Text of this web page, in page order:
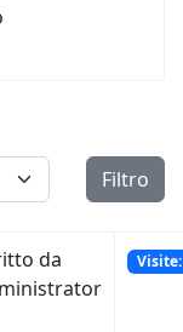
# Filtro
da